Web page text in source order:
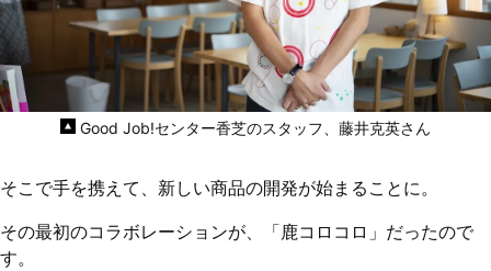
Good Job!センター香芝のスタッフ、藤井克英さん
そこで手を携えて、新しい商品の開発が始まることに。
その最初のコラボレーションが、「鹿コロコロ」だったので
す。